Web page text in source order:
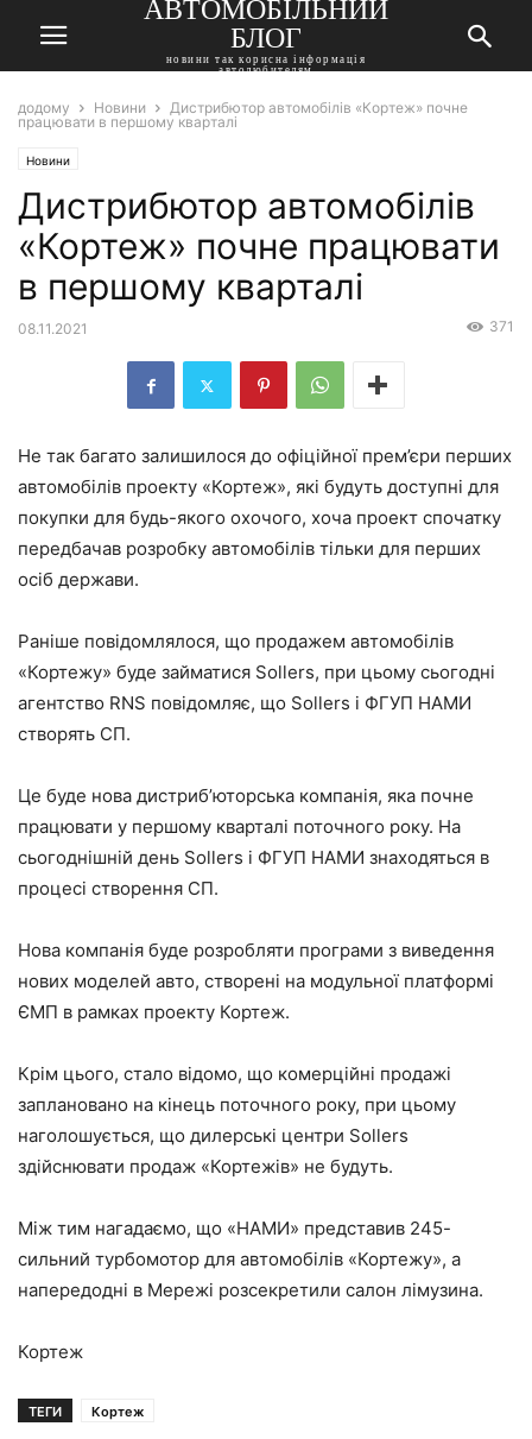
АВТОМОБІЛЬНИЙ
БЛОГ
новини так корисна інформація
автолюбителям
додому Новини
Дистрибютор автомобілів «Кортеж» почне
працювати в першому кварталі
Новини
Дистрибютор автомобілів
«Кортеж» почне працювати
в першому кварталі
08.11.2021 371
Не так багато залишилося до офіційної прем’єри перших
автомобілів проекту «Кортеж», які будуть доступні для
покупки для будь-якого охочого, хоча проект спочатку
передбачав розробку автомобілів тільки для перших
осіб держави.
Раніше повідомлялося, що продажем автомобілів
«Кортежу» буде займатися Sollers, при цьому сьогодні
агентство RNS повідомляє, що Sollers і ФГУП НАМИ
створять СП.
Це буде нова дистриб’юторська компанія, яка почне
працювати у першому кварталі поточного року. На
сьогоднішній день Sollers і ФГУП НАМИ знаходяться в
процесі створення СП.
Нова компанія буде розробляти програми з виведення
нових моделей авто, створені на модульної платформі
ЄМП в рамках проекту Кортеж.
Крім цього, стало відомо, що комерційні продажі
заплановано на кінець поточного року, при цьому
наголошується, що дилерські центри Sollers
здійснювати продаж «Кортежів» не будуть.
Між тим нагадаємо, що «НАМИ» представив 245-
сильний турбомотор для автомобілів «Кортежу», а
напередодні в Мережі розсекретили салон лімузина.
Кортеж
ТЕГИ Кортеж